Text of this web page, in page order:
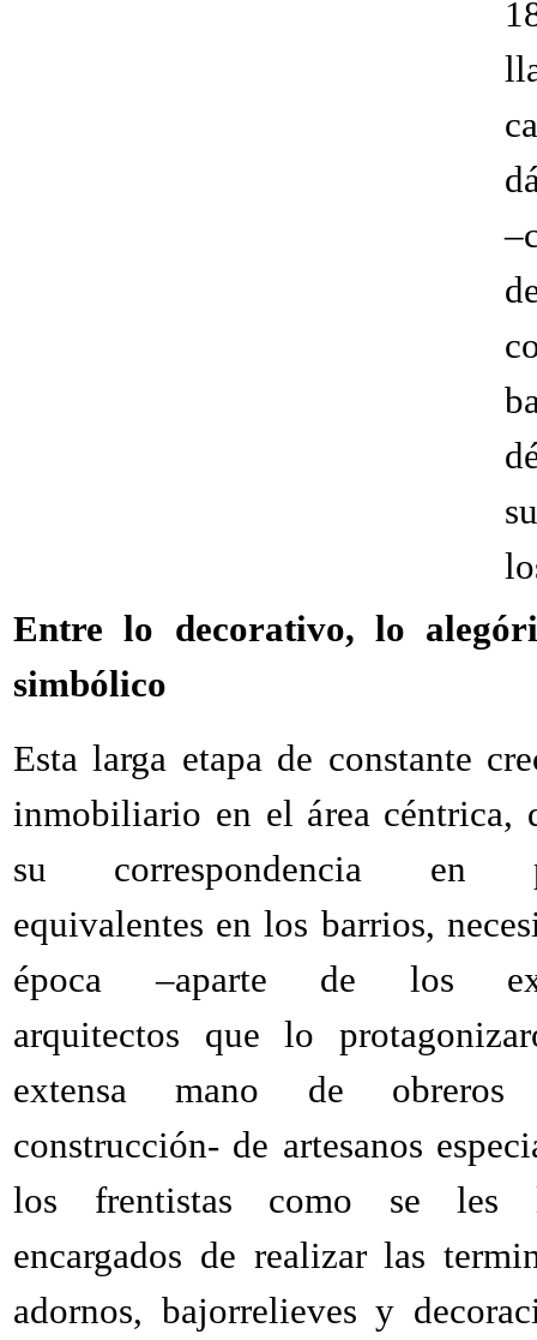
Entre lo decorativo, lo
simbólico
Esta larga etapa de constante
inmobiliario en el área céntrica,
su correspondencia en
equivalentes en los barrios,
época –aparte de los
arquitectos que lo
extensa mano de
construcción- de artesanos
los frentistas como se les
encargados de realizar las
adornos, bajorrelieves y